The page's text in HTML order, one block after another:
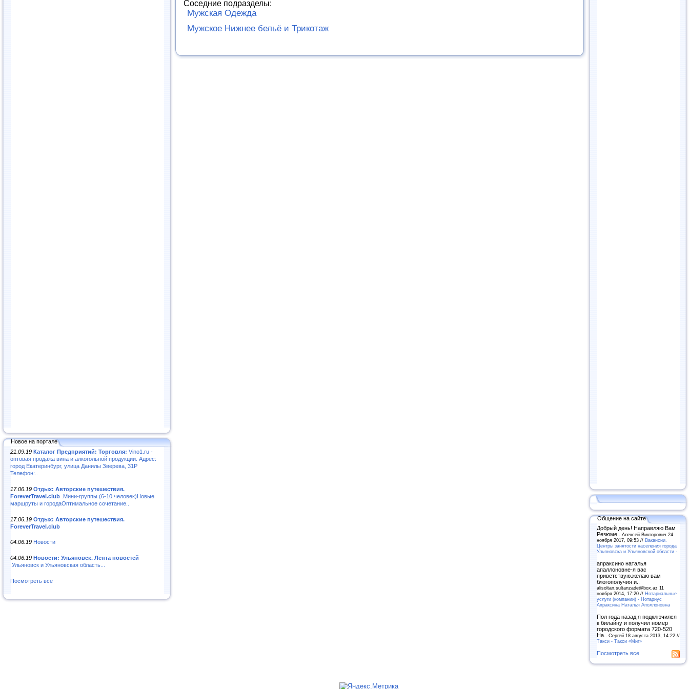
Новое на портале
21.09.19 Каталог Предприятий: Торговля: Vino1.ru -
оптовая продажа вина и алкогольной продукции. Адрес:
город Екатеринбург, улица Данилы Зверева, 31Р
Телефон:..
17.06.19 Отдых: Авторские путешествия.
ForeverTravel.club .Мини-группы (6-10 человек)Новые
маршруты и городаОптимальное сочетание..
17.06.19 Отдых: Авторские путешествия.
ForeverTravel.club
04.06.19 Новости
04.06.19 Новости: Ульяновск. Лента новостей
.Ульяновск и Ульяновская область...
Посмотреть все
Соседние подразделы:
Мужская Одежда
Мужское Нижнее бельё и Трикотаж
Общение на сайте
Добрый день! Направляю Вам
Резюме.. Алексей Викторович 24
ноября 2017, 09:53 // Вакансии.
Центры занятости населения города
Ульяновска и Ульяновской области -
апраксино наталья
апаллоновне-я вас
приветствую.желаю вам
блогополучия и..
alisoltan.sultanzade@box.az 11
ноября 2014, 17:20 // Нотариальные
услуги (компании) - Нотариус
Апраксина Наталья Аполлоновна
Пол года назад я подключился
к билайну и получил номер
городского формата 720-520
На.. Сергей 18 августа 2013, 14:22 //
Такси - Такси «Миг»
Посмотреть все